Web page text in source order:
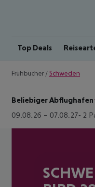
Top Deals
Frühbucher / Schweden
Beliebiger Abflughafen
09.08.26 – 07.08.27 2